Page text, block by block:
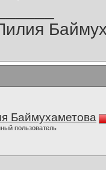
Баймухаметова
пользователь